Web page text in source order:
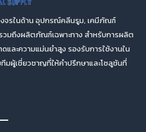
จรในด้าน อุปกรณ์คลีนรูม, เคมีภัณฑ์
มถึงผลิตภัณฑ์เฉพาะทาง สำหรับการผลิต
ละความแม่นยำสูง รองรับการใช้งานใน
ผู้เชี่ยวชาญที่ให้คำปรึกษาและโซลูชันที่